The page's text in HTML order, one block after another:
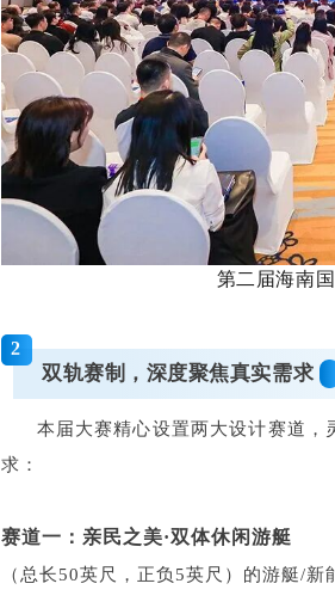
第二届海南
2
双轨赛制，深度聚焦真实需求
本届大赛精心设置两大设计赛道
求：
赛道一：亲民之美·双体休闲游艇
（总长50英尺，正负5英尺）的游艇/新